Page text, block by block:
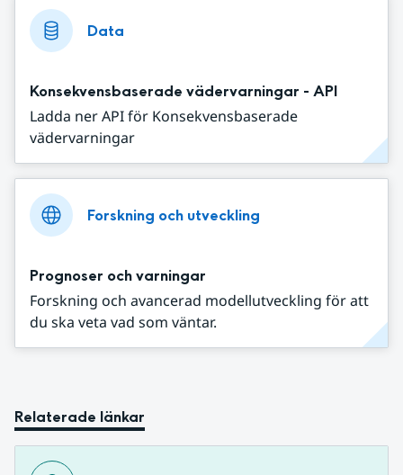
Data
Konsekvensbaserade vädervarningar - API
Ladda ner API för Konsekvensbaserade
vädervarningar
Forskning och utveckling
Prognoser och varningar
Forskning och avancerad modellutveckling för att
du ska veta vad som väntar.
Relaterade länkar